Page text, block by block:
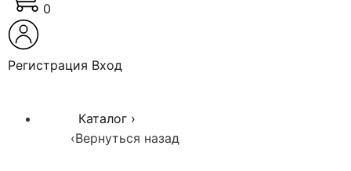
0
Регистрация Вход
Каталог ›
‹Вернуться назад